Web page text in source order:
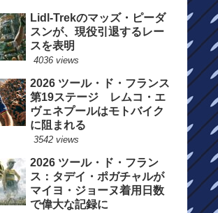
Lidl-Trekのマッズ・ピーダ
スンが、現役引退するレー
スを表明
4036 views
2026 ツール・ド・フランス
第19ステージ レムコ・エ
ヴェネプールはモトバイク
に阻まれる
3542 views
2026 ツール・ド・フラン
ス：タデイ・ポガチャルが
マイヨ・ジョーヌ着用日数
で偉大な記録に